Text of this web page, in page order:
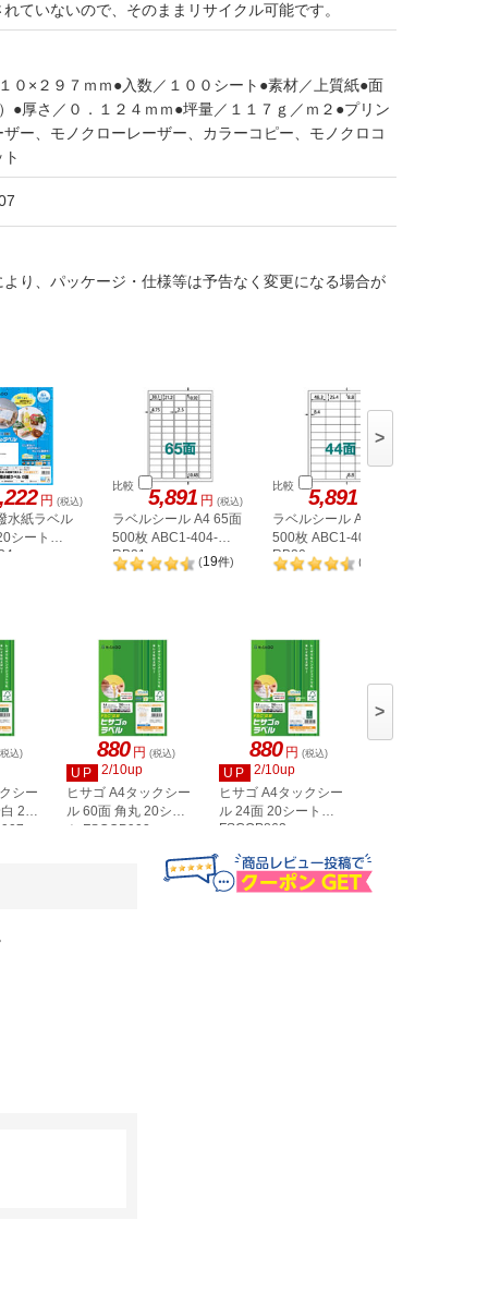
ていないので、そのままリサイクル可能です。
×２９７ｍｍ●入数／１００シート●素材／上質紙●面
●厚さ／０．１２４ｍｍ●坪量／１１７ｇ／ｍ２●プリン
ー、モノクローレーザー、カラーコピー、モノクロコ
り、パッケージ・仕様等は予告なく変更になる場合が
円 (税込)
水紙ラベル
シート
比較 5,891 円 (税込)
ラベルシール A4 65面
500枚 ABC1-404-
RB21
(19件)
比較 5,891
ラベルシール A4 44面
500枚 ABC1-404-
RB20
(
>
込)
シー
20
880 円 (税込)
UP
2/10up
ヒサゴ A4タックシー
ル 60面 角丸 20シー
ト FSCOP902
880 円 (税込)
UP
2/10up
ヒサゴ A4タックシー
ル 24面 20シート
FSCOP863
>